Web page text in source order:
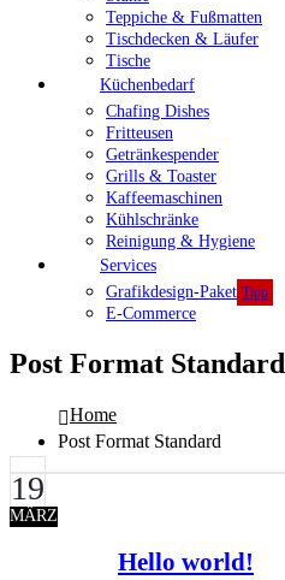
Teppiche & Fußmatten
Tischdecken & Läufer
Tische
Küchenbedarf
Chafing Dishes
Fritteusen
Getränkespender
Grills & Toaster
Kaffeemaschinen
Kühlschränke
Reinigung & Hygiene
Services
Grafikdesign-Paket Tipp
E-Commerce
Post Format Standard
Home
Post Format Standard
19
MÄRZ
Hello world!